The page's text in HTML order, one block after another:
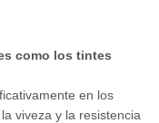
como los tintes
en los
viveza y la resistencia